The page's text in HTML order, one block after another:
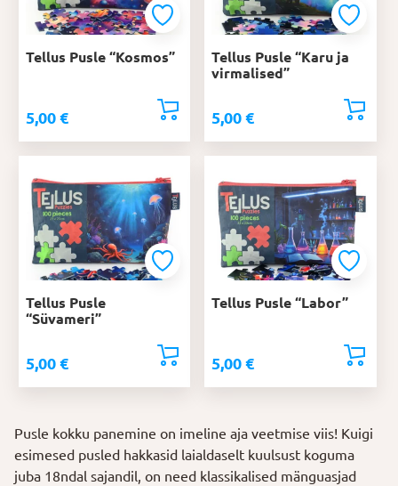
Tellus Pusle “Kosmos”
5,00 €
Tellus Pusle “Karu ja
virmalised”
5,00€
Tellus Pusle
“Süvameri”
5,00 €
Tellus Pusle “Labor”
5,00€
Pusle kokku panemine on imeline aja veetmise viis! Kuigi
esimesed pusled hakkasid laialdaselt kuulsust koguma
juba 18ndal sajandil, on need klassikalised mänguasjad